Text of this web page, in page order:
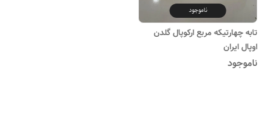
ناموجود
تابه چهارتیکه مربع ارکوپال گلدن
اوپال ایران
ناموجود